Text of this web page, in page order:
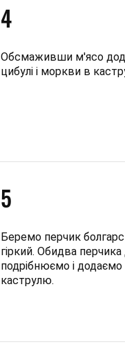
4
Обсмаживши м'ясо
цибулі і моркви в
5
Беремо перчик
гіркий. Обидва перчика
подрібнюємо і
каструлю.